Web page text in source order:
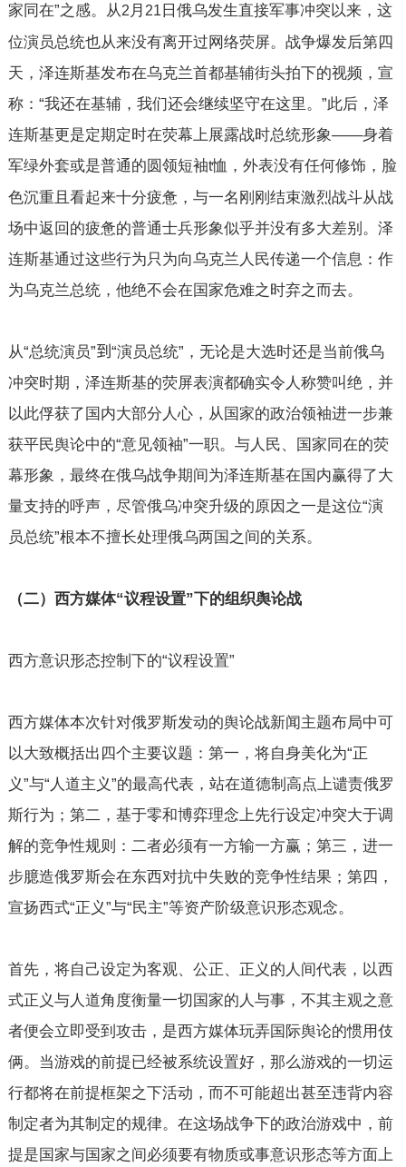
家同在”之感。从2 月 21日俄乌发生直接军事冲突以来，这
位演员总统也从来没有离开过网络荧屏。战争爆发后第四
天，泽连斯基发布在乌克兰首都基辅街头拍下的视频，宣
称：“我还在基辅，我们还会继续坚守在这里。”此后，泽
连斯基更是定期定时在荧幕上展露战时总统形象——身着
军绿外套或是普通的圆领短袖t恤，外表没有任何修饰，脸
色沉重且看起来十分疲惫，与一名刚刚结束激烈战斗从战
场中返回的疲惫的普通士兵形象似乎并没有多大差别。泽
连斯基通过这些行为只为向乌克兰人民传递一个信息：作
为乌克兰总统，他绝不会在国家危难之时弃之而去。
从“总统演员”到 “演员总统”，无论是大选时还是当前俄乌
冲突时期，泽连斯基的荧屏表演都确实令人称赞叫绝，并
以此俘获了国内大部分人心，从国家的政治领袖进一步兼
获平民舆论中的“意见领袖”一职。与人民、国家同在的荧
幕形象，最终在俄乌战争期间为泽连斯基在国内赢得了大
量支持的呼声，尽管俄乌冲突升级的原因之一是这位“演
员总统”根本不擅长处理俄乌两国之间的关系。
（二）西方媒体“议程设置”下的组织舆论战
西方意识形态控制下的“议程设置”
西方媒体本次针对俄罗斯发动的舆论战新闻主题布局中可
以大致概括出四个主要议题：第一，将自身美化为“正
义”与“人道主义”的最高代表，站在道德制高点上谴责俄罗
斯行为；第二，基于零和博弈理念上先行设定冲突大于调
解的竞争性规则：二者必须有一方输一方赢；第三，进一
步臆造俄罗斯会在东西对抗中失败的竞争性结果；第四，
宣扬西式“正义”与“民主”等资产阶级意识形态观念。
首先，将自己设定为客观、公正、正义的人间代表，以西
式正义与人道角度衡量一切国家的人与事，不其主观之意
者便会立即受到攻击，是西方媒体玩弄国际舆论的惯用伎
俩。当游戏的前提已经被系统设置好，那么游戏的一切运
行都将在前提框架之下活动，而不可能超出甚至违背内容
制定者为其制定的规律。在这场战争下的政治游戏中，前
提是国家与国家之间必须要有物质或事意识形态等方面上